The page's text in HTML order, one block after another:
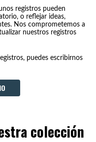
registros pueden
o reflejar ideas,
Nos comprometemos a
nuestros registros
puedes escribirnos
colección